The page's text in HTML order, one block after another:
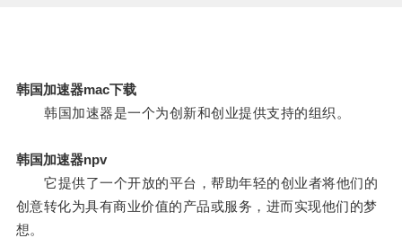
韩国加速器mac下载
韩国加速器是一个为创新和创业提供支持的组织。
韩国加速器npv
它提供了一个开放的平台，帮助年轻的创业者将他们的
创意转化为具有商业价值的产品或服务，进而实现他们的梦
想。